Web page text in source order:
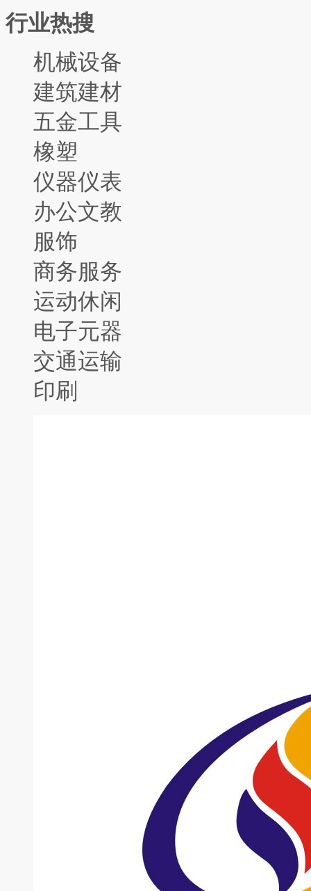
行业热搜
机械设备
建筑建材
五金工具
橡塑
仪器仪表
办公文教
服饰
商务服务
运动休闲
电子元器
交通运输
印刷